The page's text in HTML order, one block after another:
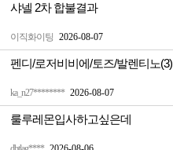
이직화이팅 2026-08-07
샤넬 2차 합불결과
ka_n27******** 2026-08-07
펜디/로저비비에/토즈/발렌티노(3)
룰루레몬입사하고싶은데